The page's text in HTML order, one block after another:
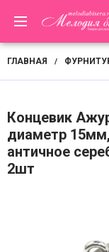
ГЛАВНАЯ /
Концевик
диаметр
античное
2шт